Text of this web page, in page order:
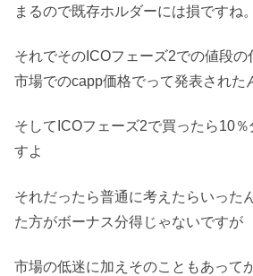
まるので既存ホルダーには損ですね。
それでそのICOフェーズ2での値段
市場でのcapp価格でって発表された
そしてICOフェーズ2で買ったら10
すよ
それだったら普通に考えたらいった
た方がボーナス分得じゃないですが
市場の低迷に加えそのこともあって